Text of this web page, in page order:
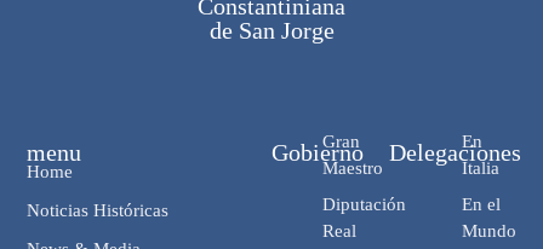
Constantiniana
de San Jorge
Gobierno
Gran
Maestro
Diputación
Real
Delegaciones
En
Italia
En el
Mundo
menu
Home
Noticias Históricas